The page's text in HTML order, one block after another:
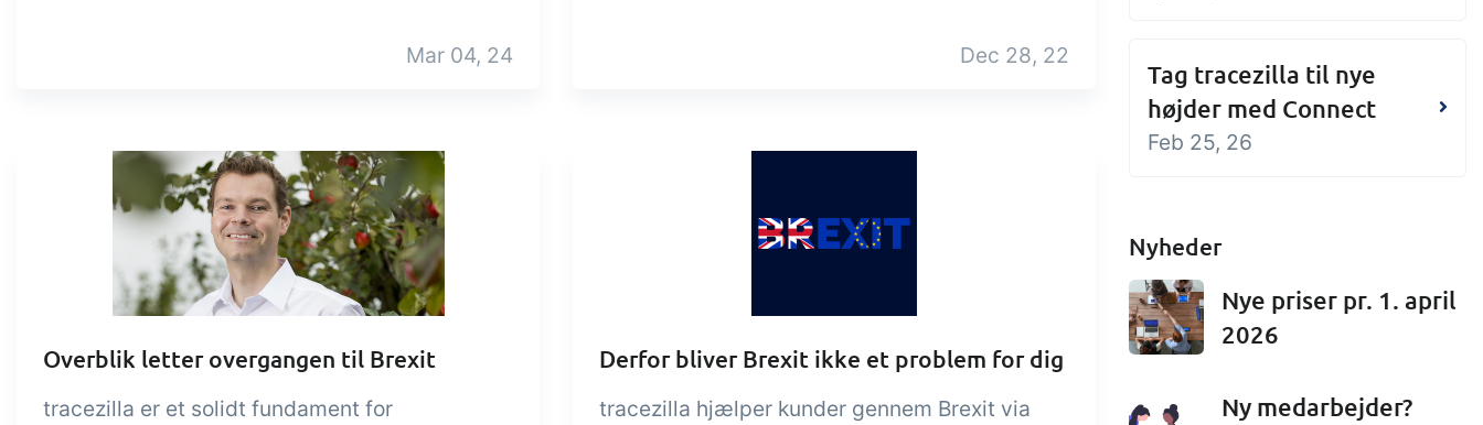
Mar 04, 24 Dec 28, 22
Overblik letter overgangen til Brexit
tracezilla er et solidt fundament for
Derfor bliver Brexit ikke et problem for dig
tracezilla hjælper kunder gennem Brexit via
Tag tracezilla til nye
højder med Connect
Feb 25, 26
Nyheder
Nye priser pr. 1. april
2026
Ny medarbejder?